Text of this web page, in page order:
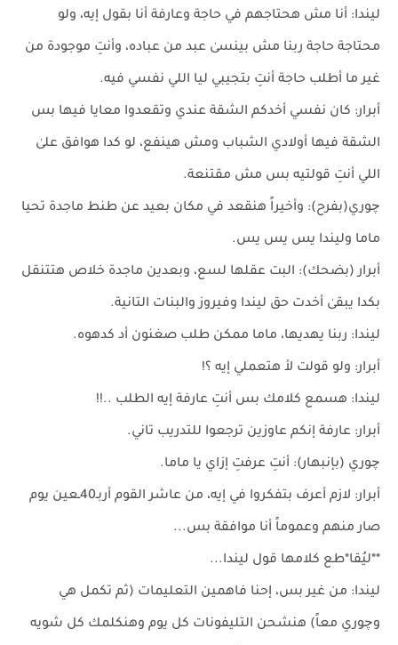
ليندا: أنا مش هحتاجهم في حاجة وعارفة أنا بقول إيه، ولو
محتاجة حاجة ربنا مش بينسىٰ عبد من عباده، وأنتِ موجودة من
غير ما أطلب حاجة أنتِ بتجيبي ليا اللي نفسي فيه.
أبرار: كان نفسي أخدكم الشقة عندي وتقعدوا معايا فيها بس
الشقة فيها أولادي الشباب ومش هينفع، لو كدا هوافق علىٰ
اللي أنتِ قولتيه بس مش مقتنعة.
چوري(بفرح): وأخيراً هنقعد في مكان بعيد عن طنط ماجدة تحيا
ماما وليندا يس يس يس.
أبرار (بضحك): البت عقلها لسع، وبعدين ماجدة خلاص هتتنقل
بكدا يبقىٰ أخدت حق ليندا وفيروز والبنات التانية.
ليندا: ربنا يهديها، ماما ممكن طلب صغنون أد كدهوه.
أبرار: ولو قولت لأ هتعملي إيه ؟!
ليندا: هسمع كلامك بس أنتِ عارفة إيه الطلب ..!!
أبرار: عارفة إنكم عاوزين ترجعوا للتدريب تاني.
چوري (بإنبهار): أنتِ عرفتِ إزاي يا ماما.
أبرار: لازم أعرف بتفكروا في إيه، من عاشر القوم أربـ40ـعين يوم
صار منهم وعموماً أنا موافقة بس...
**ليُقا*طع كلامها قول ليندا...
ليندا: من غير بس، إحنا فاهمين التعليمات (ثم تكمل هي
وچوري معاً) هنشحن التليفونات كل يوم وهنكلمك كل شويه